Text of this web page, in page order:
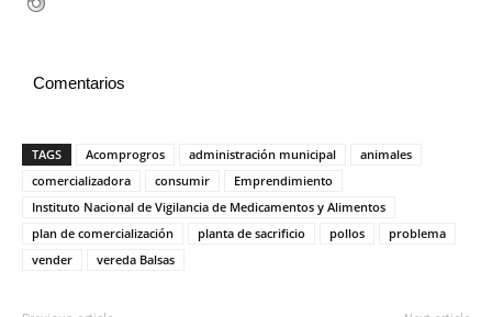
Comentarios
TAGS Acomprogros administración municipal
animales
comercializadora
consumir
Emprendimiento
Instituto Nacional de Vigilancia de Medicamentos y Alimentos
plan de comercialización
planta de sacrificio pollos
problema
vender
vereda Balsas